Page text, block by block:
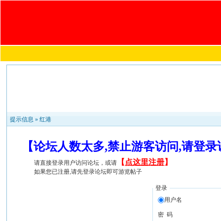
提示信息 »红港
【论坛人数太多,禁止游客访问,请登
请直接登录用户访问论坛，或请 【 点这里注册】
如果您已注册,请先登录论坛即可游览帖子
登录
用户名
密 码